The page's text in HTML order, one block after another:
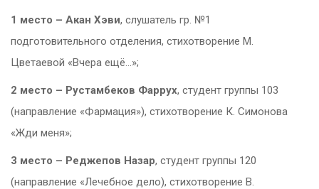
1 место – Акан Хэви, слушатель гр. №1
подготовительного отделения, стихотворение М.
Цветаевой «Вчера ещё…»;
2 место – Рустамбеков Фаррух, студент группы 103
(направление «Фармация»), стихотворение К. Симонова
«Жди меня»;
3 место – Реджепов Назар, студент группы 120
(направление «Лечебное дело), стихотворение В.